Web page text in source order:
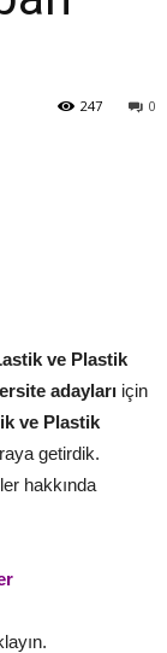
0
247
ve Plastik
adayları için
ve Plastik
getirdik.
hakkında